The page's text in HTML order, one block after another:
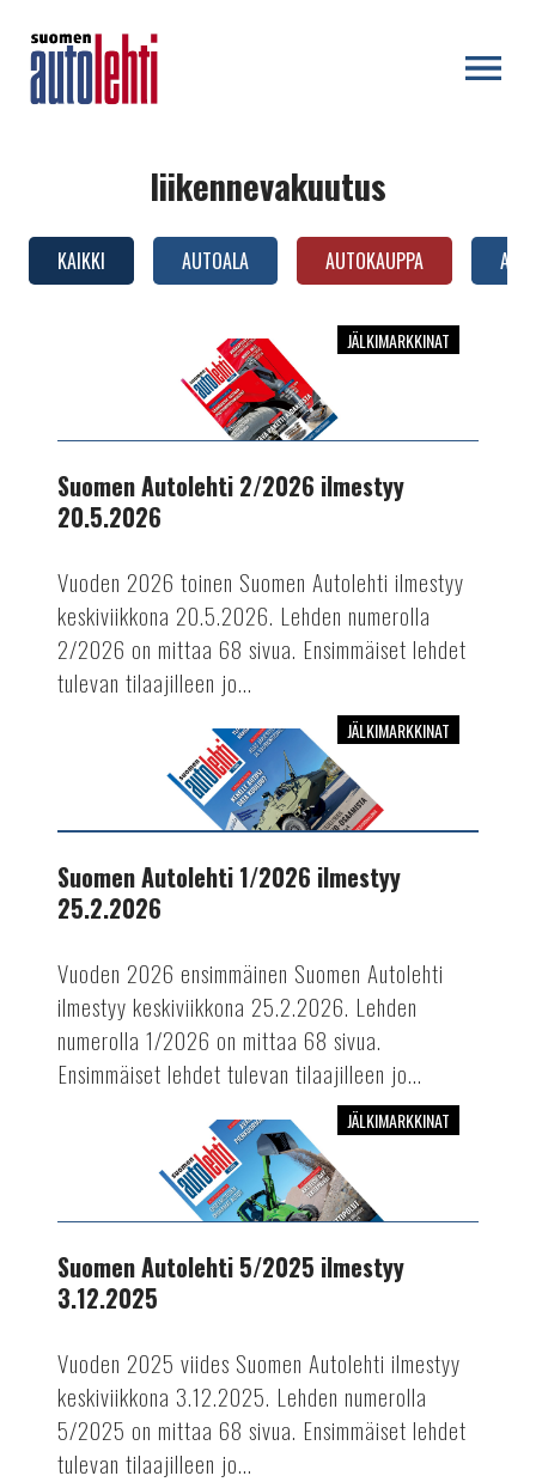
liikennevakuutus
KAIKKI AUTOALA AUTOKAUPPA
ilmestyy
JÄLKIMARKKINAT
Suomen Autolehti 2/2026 ilmestyy
20.5.2026
Vuoden 2026 toinen Suomen Autolehti ilmestyy
keskiviikkona 20.5.2026. Lehden numerolla
2/2026 on mittaa 68 sivua. Ensimmäiset lehdet
tulevan tilaajilleen jo...
ilmestyy
JÄLKIMARKKINAT
Suomen Autolehti 1/2026 ilmestyy
25.2.2026
Vuoden 2026 ensimmäinen Suomen Autolehti
ilmestyy keskiviikkona 25.2.2026. Lehden
numerolla 1/2026 on mittaa 68 sivua.
Ensimmäiset lehdet tulevan tilaajilleen jo...
ilmestyy
JÄLKIMARKKINAT
Suomen Autolehti 5/2025 ilmestyy
3.12.2025
Vuoden 2025 viides Suomen Autolehti ilmestyy
keskiviikkona 3.12.2025. Lehden numerolla
5/2025 on mittaa 68 sivua. Ensimmäiset lehdet
tulevan tilaajilleen jo...